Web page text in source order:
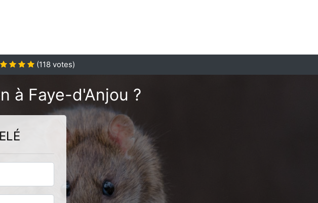
(118 votes)
à Faye-d'Anjou ?